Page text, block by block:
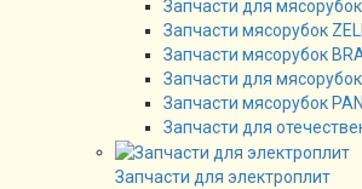
Запчасти для мясорубок
Запчасти мясорубок
Запчасти мясорубок
Запчасти для мясорубок
Запчасти мясорубок
Запчасти для
Запчасти для электроплит